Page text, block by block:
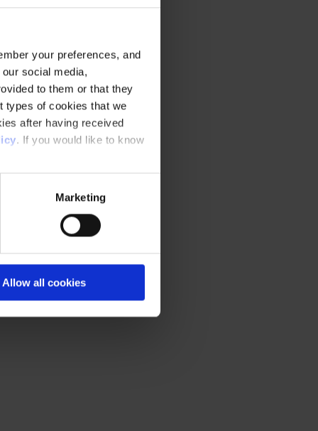
your preferences, and
social media,
to them or that they
types of cookies that we
after having received
. If you would like to know
Marketing
Allow all cookies